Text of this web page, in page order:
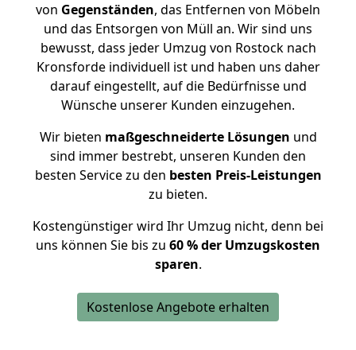
von Gegenständen, das Entfernen von Möbeln
und das Entsorgen von Müll an. Wir sind uns
bewusst, dass jeder Umzug von Rostock nach
Kronsforde individuell ist und haben uns daher
darauf eingestellt, auf die Bedürfnisse und
Wünsche unserer Kunden einzugehen.
Wir bieten maßgeschneiderte Lösungen und
sind immer bestrebt, unseren Kunden den
besten Service zu den besten Preis-Leistungen
zu bieten.
Kostengünstiger wird Ihr Umzug nicht, denn bei
uns können Sie bis zu 60 % der Umzugskosten
sparen.
Kostenlose Angebote erhalten